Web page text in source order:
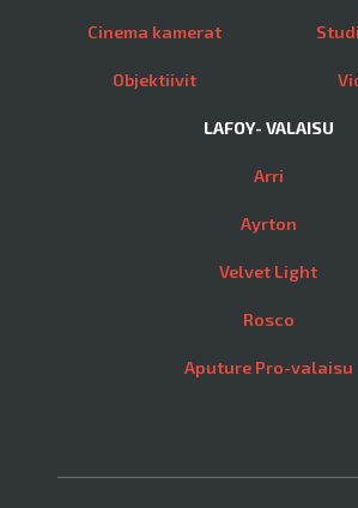
Cinema kamerat
Objektiivit
LAFOY- VALAISU
Arri
Ayrton
Velvet Light
Rosco
Aputure Pro-valaisu